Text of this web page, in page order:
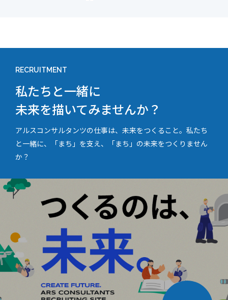
RECRUITMENT
私たちと一緒に
未来を描いてみませんか？
アルスコンサルタンツの仕事は、未来をつくること。私たち
と一緒に、「まち」を支え、「まち」の未来をつくりません
か？